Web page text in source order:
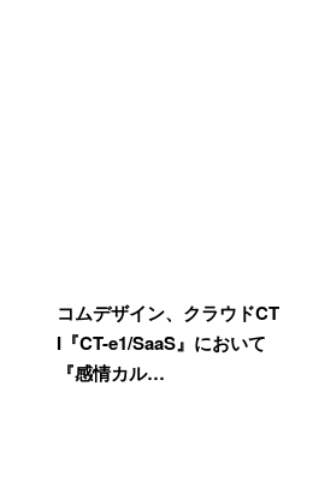
コムデザイン、クラウドCT
I『CT-e1/SaaS』において
『感情カル…